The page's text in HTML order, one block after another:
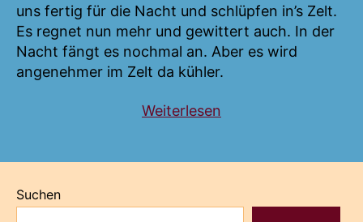
uns fertig für die Nacht und schlüpfen in’s Zelt.
Es regnet nun mehr und gewittert auch. In der
Nacht fängt es nochmal an. Aber es wird
angenehmer im Zelt da kühler.
Weiterlesen
Suchen